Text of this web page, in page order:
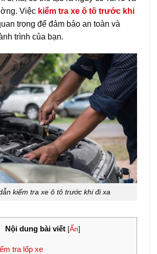
Việc kiểm tra xe ô tô trước khi
trọng để đảm bảo an toàn và
trình của bạn.
kiểm tra xe ô tô trước khi đi xa
Nội dung bài viết [Ẩn]
tra lốp xe